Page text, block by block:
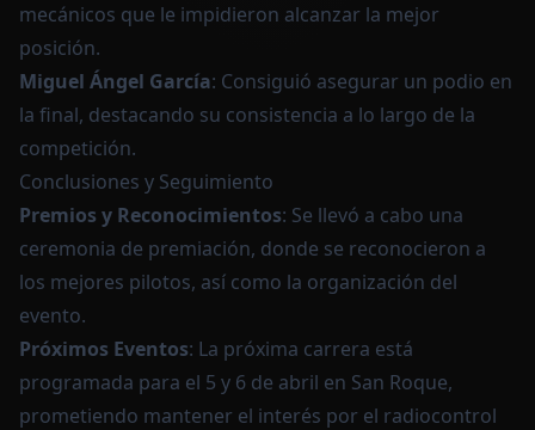
mecánicos que le impidieron alcanzar la mejor
posición.
Miguel Ángel García: Consiguió asegurar un podio en
la final, destacando su consistencia a lo largo de la
competición.
Conclusiones y Seguimiento
Premios y Reconocimientos: Se llevó a cabo una
ceremonia de premiación, donde se reconocieron a
los mejores pilotos, así como la organización del
evento.
Próximos Eventos: La próxima carrera está
programada para el 5 y 6 de abril en San Roque,
prometiendo mantener el interés por el radiocontrol